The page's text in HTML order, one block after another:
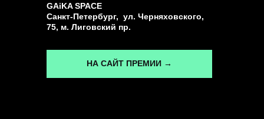
GAiKA SPACE
Санкт-Петербург, ул. Черняховского,
75, м. Лиговский пр.
НА САЙТ ПРЕМИИ →